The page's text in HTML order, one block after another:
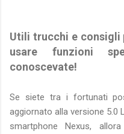
Utili trucchi e consigli
usare funzioni
conoscevate!
Se siete tra i fortunati
aggiornato alla versione 5.0
smartphone Nexus,